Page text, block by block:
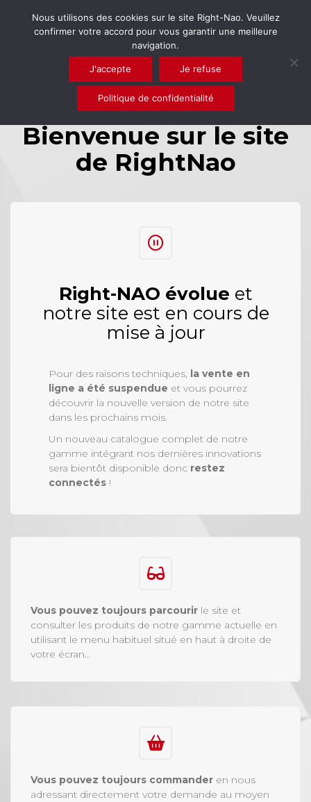
Bienvenue sur le site
de RightNao
Right-NAO évolue et
notre site est en cours de
mise à jour
Pour des raisons techniques, la vente en
ligne a été suspendue et vous pourrez
découvrir la nouvelle version de notre site
dans les prochains mois.
Un nouveau catalogue complet de notre
gamme intégrant nos dernières innovations
sera bientôt disponible donc restez
connectés !
Vous pouvez toujours parcourir le site et
consulter les produits de notre gamme actuelle en
utilisant le menu habituel situé en haut à droite de
votre écran…
Vous pouvez toujours commander en nous
adressant directement votre demande au moyen
Nous utilisons des cookies sur le site Right-Nao. Veuillez
confirmer votre accord pour vous garantir une meilleure
navigation.
J'accepte Je refuse
Politique de confidentialité